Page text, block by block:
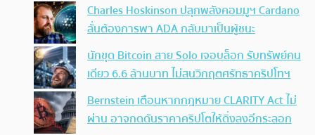
Charles Hoskinson ปลุกพลังคอมมูฯ Cardano
ลั่นต้องการพา ADA กลับมาเป็นผู้ชนะ
นักขุด Bitcoin สาย Solo เจอบล็อก รับทรัพย์คน
เดียว 6.6 ล้านบาท ไม่สนวิกฤตศรัทธาคริปโทฯ
Bernstein เตือนหากกฎหมาย CLARITY Act ไม่
ผ่าน อาจกดดันราคาคริปโตให้ดิ่งลงอีกระลอก